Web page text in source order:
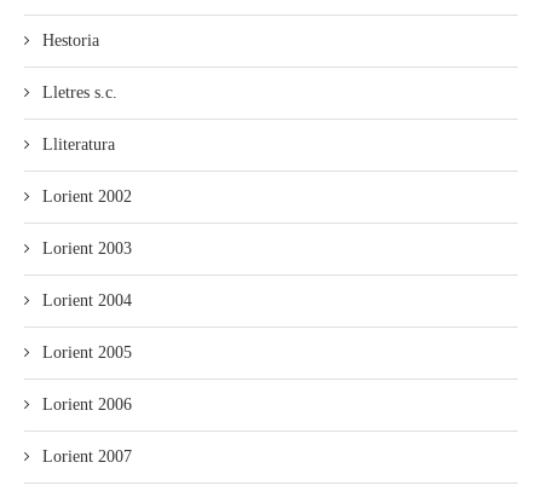
Hestoria
Lletres s.c.
Lliteratura
Lorient 2002
Lorient 2003
Lorient 2004
Lorient 2005
Lorient 2006
Lorient 2007